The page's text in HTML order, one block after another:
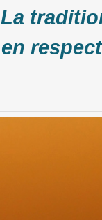
La
en